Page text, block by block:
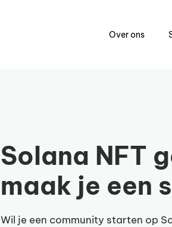
Over ons
Solana NFT
maak je een
Wil je een community starten op